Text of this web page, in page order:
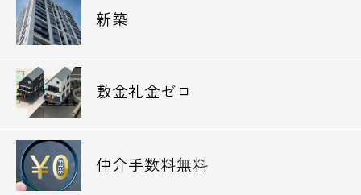
新築
敷金礼金ゼロ
仲介手数料無料